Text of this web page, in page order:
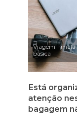
Viagem - mala
básica
Está
atenção
bagagem